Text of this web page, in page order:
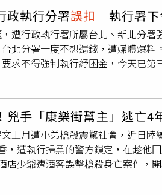
初銀行明明兩次告知這筆錢可以花
告知錢要回收，「銀行這樣簡直
房間裡。銀行最後賠償羅素500英
他希望破滅，這筆賠償金對他來
然銀行承諾會將金額退還給他，
政執行分署誤扣 執行署下
遭行政執行署所屬台北、新北分
北分署一度不想還錢，遭媒體爆
求不得強制執行紓困金，今天已
社會福利津貼、社會救助或補助
制執行這些款項，今年6月二度發
傳染性肺炎防治及紓困振興特別條
為抵銷、扣押、供擔保或強制執行
兇手「康樂街幫主」逃亡
上月遭小弟槍殺震驚社會，近日
，遭執行掃黑的警方鎖定，在趁他
店少爺遭酒客誤擊槍殺身亡案件，
經營1家檳榔攤當堂口，店內入夜